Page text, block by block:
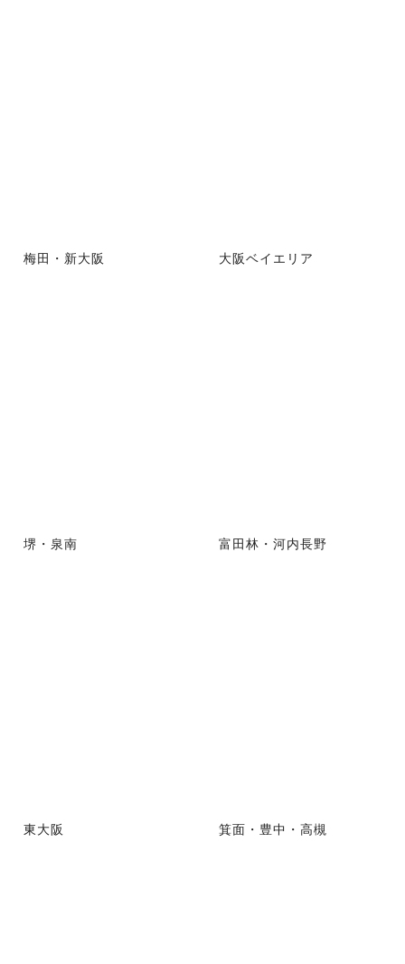
梅田・新大阪 大阪ベイエリア
堺・泉南 富田林・河内長野
東大阪 箕面・豊中・高槻